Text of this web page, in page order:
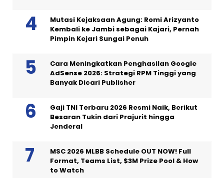
Mutasi Kejaksaan Agung: Romi Arizyanto
Kembali ke Jambi sebagai Kajari, Pernah
Pimpin Kejari Sungai Penuh
Cara Meningkatkan Penghasilan Google
AdSense 2026: Strategi RPM Tinggi yang
Banyak Dicari Publisher
Gaji TNI Terbaru 2026 Resmi Naik, Berikut
Besaran Tukin dari Prajurit hingga
Jenderal
MSC 2026 MLBB Schedule OUT NOW! Full
Format, Teams List, $3M Prize Pool & How
to Watch